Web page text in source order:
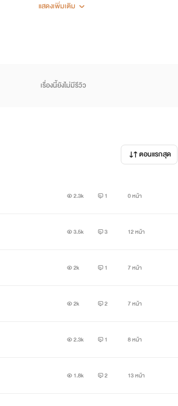
_________
แสดงเพิ่มเติม
เรื่องนี้ยังไม่มีรีวิว
ตอนแรกสุด
2.3k 1 0 หน้า
3.5k 3 12 หน้า
2k 1 7 หน้า
2k 2 7 หน้า
2.3k 1 8 หน้า
1.8k 2 13 หน้า